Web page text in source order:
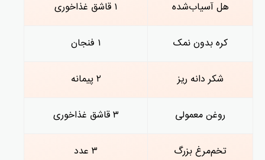
هل آسیاب‌شده ۱ قاشق غذاخوری
کره بدون نمک ۱ فنجان
شکر دانه ریز ۲ پیمانه
روغن معمولی ۳ قاشق غذاخوری
تخم‌مرغ بزرگ ۳ عدد